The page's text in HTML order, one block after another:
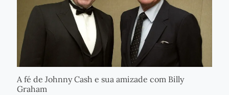
A fé de Johnny Cash e sua amizade com Billy
Graham